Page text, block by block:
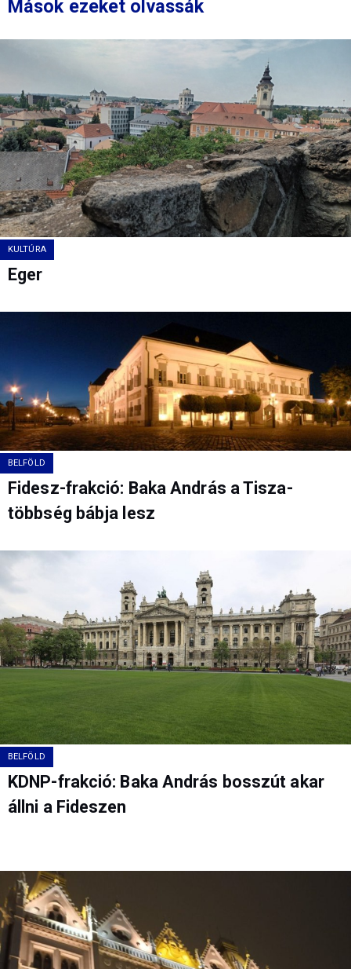
Mások ezeket olvassák
KULTÚRA
Eger
BELFÖLD
Fidesz-frakció: Baka András a Tisza-
többség bábja lesz
BELFÖLD
KDNP-frakció: Baka András bosszút akar
állni a Fideszen